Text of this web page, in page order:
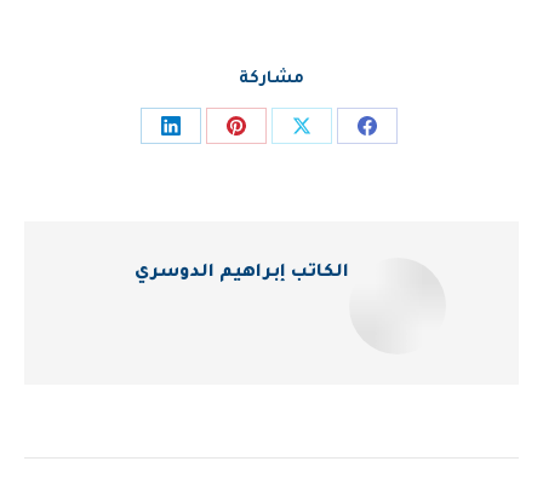
مشاركة
Share
Share
Share
Share
الكاتب إبراهيم الدوسري